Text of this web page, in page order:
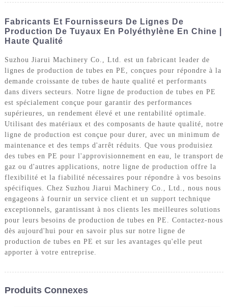
Fabricants Et Fournisseurs De Lignes De
Production De Tuyaux En Polyéthylène En Chine |
Haute Qualité
Suzhou Jiarui Machinery Co., Ltd. est un fabricant leader de
lignes de production de tubes en PE, conçues pour répondre à la
demande croissante de tubes de haute qualité et performants
dans divers secteurs. Notre ligne de production de tubes en PE
est spécialement conçue pour garantir des performances
supérieures, un rendement élevé et une rentabilité optimale.
Utilisant des matériaux et des composants de haute qualité, notre
ligne de production est conçue pour durer, avec un minimum de
maintenance et des temps d'arrêt réduits. Que vous produisiez
des tubes en PE pour l'approvisionnement en eau, le transport de
gaz ou d'autres applications, notre ligne de production offre la
flexibilité et la fiabilité nécessaires pour répondre à vos besoins
spécifiques. Chez Suzhou Jiarui Machinery Co., Ltd., nous nous
engageons à fournir un service client et un support technique
exceptionnels, garantissant à nos clients les meilleures solutions
pour leurs besoins de production de tubes en PE. Contactez-nous
dès aujourd'hui pour en savoir plus sur notre ligne de
production de tubes en PE et sur les avantages qu'elle peut
apporter à votre entreprise.
Produits Connexes